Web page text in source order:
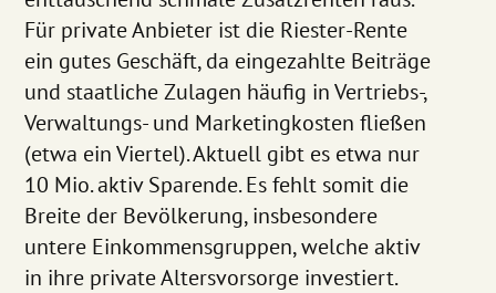
Für private Anbieter ist die Riester-Rente
ein gutes Geschäft, da eingezahlte Beiträge
und staatliche Zulagen häufig in Vertriebs-,
Verwaltungs- und Marketingkosten fließen
(etwa ein Viertel). Aktuell gibt es etwa nur
10 Mio. aktiv Sparende. Es fehlt somit die
Breite der Bevölkerung, insbesondere
untere Einkommensgruppen, welche aktiv
in ihre private Altersvorsorge investiert.